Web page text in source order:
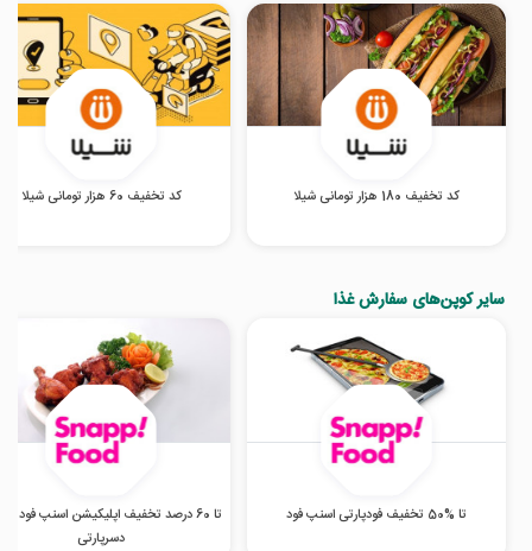
کد تخفیف 180 هزار تومانی شیلا کد تخفیف 60 هزار تومانی شیلا
سایر کوپن‌های سفارش غذا
تا %50 تخفیف فودپارتی اسنپ فود
تا 60 درصد تخفیف اپلیکیشن اسنپ فود
دسرپارتی